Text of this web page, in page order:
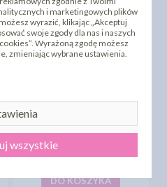
ŚWIECZKI URODZINOWE
MIX 1, 24SZT. + 12POD.
cena:3,97 zł
DO KOSZYKA
i marketingowych plików
wyrazić, klikając „Akceptuj
swoje zgody dla nas i naszych
Wyrażoną zgodę możesz
zmieniając wybrane ustawienia.
wszystkie